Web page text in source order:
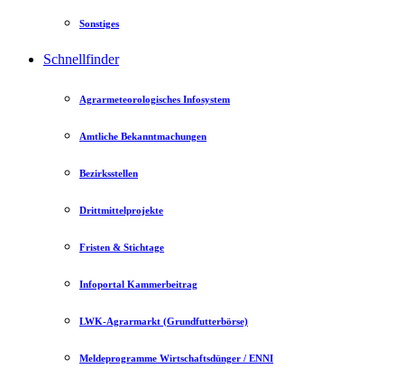
Sonstiges
Schnellfinder
Agrarmeteorologisches Infosystem
Amtliche Bekanntmachungen
Bezirksstellen
Drittmittelprojekte
Fristen & Stichtage
Infoportal Kammerbeitrag
LWK-Agrarmarkt (Grundfutterbörse)
Meldeprogramme Wirtschaftsdünger / ENNI